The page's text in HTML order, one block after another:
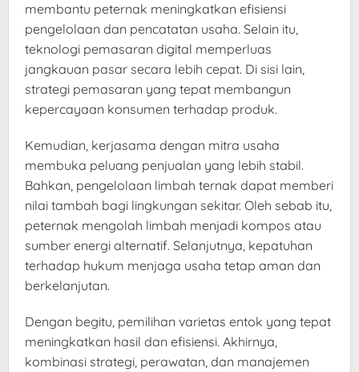
membantu peternak meningkatkan efisiensi
pengelolaan dan pencatatan usaha. Selain itu,
teknologi pemasaran digital memperluas
jangkauan pasar secara lebih cepat. Di sisi lain,
strategi pemasaran yang tepat membangun
kepercayaan konsumen terhadap produk.
Kemudian, kerjasama dengan mitra usaha
membuka peluang penjualan yang lebih stabil.
Bahkan, pengelolaan limbah ternak dapat memberi
nilai tambah bagi lingkungan sekitar. Oleh sebab itu,
peternak mengolah limbah menjadi kompos atau
sumber energi alternatif. Selanjutnya, kepatuhan
terhadap hukum menjaga usaha tetap aman dan
berkelanjutan.
Dengan begitu, pemilihan varietas entok yang tepat
meningkatkan hasil dan efisiensi. Akhirnya,
kombinasi strategi, perawatan, dan manajemen